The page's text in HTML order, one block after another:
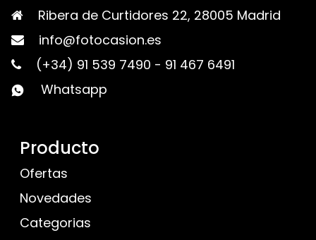
Ribera de Curtidores 22, 28005 Madrid
info@fotocasion.es
(+34) 91 539 7490 - 91 467 6491
Whatsapp
Producto
Ofertas
Novedades
Categorias